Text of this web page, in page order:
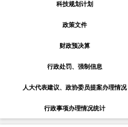
科技规划计划
政策文件
财政预决算
行政处罚、强制信息
人大代表建议、政协委员提案办理情况
行政事项办理情况统计